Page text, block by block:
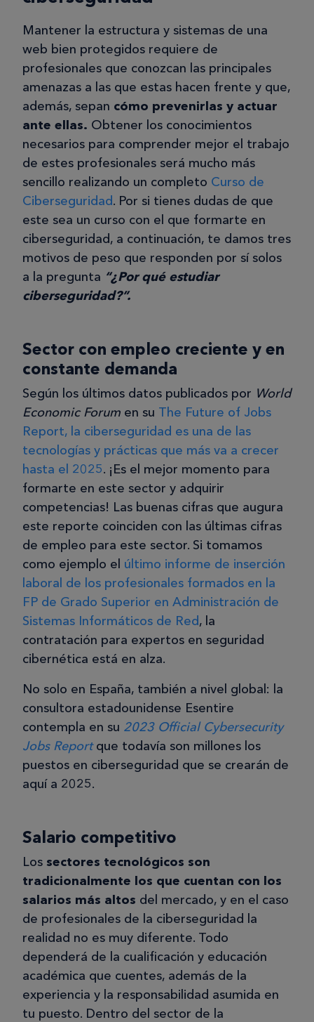
Mantener la estructura y sistemas de una
web bien protegidos requiere de
profesionales que conozcan las principales
amenazas a las que estas hacen frente y que,
además, sepan cómo prevenirlas y actuar
ante ellas. Obtener los conocimientos
necesarios para comprender mejor el trabajo
de estes profesionales será mucho más
sencillo realizando un completo Curso de
Ciberseguridad. Por si tienes dudas de que
este sea un curso con el que formarte en
ciberseguridad, a continuación, te damos tres
motivos de peso que responden por sí solos
a la pregunta “¿Por qué estudiar
ciberseguridad?”.
Sector con empleo creciente y en
constante demanda
Según los últimos datos publicados por World
Economic Forum en su The Future of Jobs
Report, la ciberseguridad es una de las
tecnologías y prácticas que más va a crecer
hasta el 2025. ¡Es el mejor momento para
formarte en este sector y adquirir
competencias! Las buenas cifras que augura
este reporte coinciden con las últimas cifras
de empleo para este sector. Si tomamos
como ejemplo el último informe de inserción
laboral de los profesionales formados en la
FP de Grado Superior en Administración de
Sistemas Informáticos de Red, la
contratación para expertos en seguridad
cibernética está en alza.
No solo en España, también a nivel global: la
consultora estadounidense Esentire
contempla en su 2023 Official Cybersecurity
Jobs Reportque todavía son millones los
puestos en ciberseguridad que se crearán de
aquí a 2025.
Salario competitivo
Los sectores tecnológicos son
tradicionalmente los que cuentan con los
salarios más altos del mercado, y en el caso
de profesionales de la ciberseguridad la
realidad no es muy diferente. Todo
dependerá de la cualificación y educación
académica que cuentes, además de la
experiencia y la responsabilidad asumida en
tu puesto. Dentro del sector de la